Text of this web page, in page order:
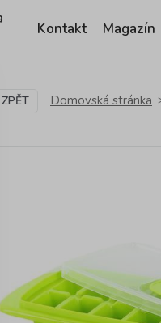
Kontakt Magazín
ZPĚT Domovská stránka